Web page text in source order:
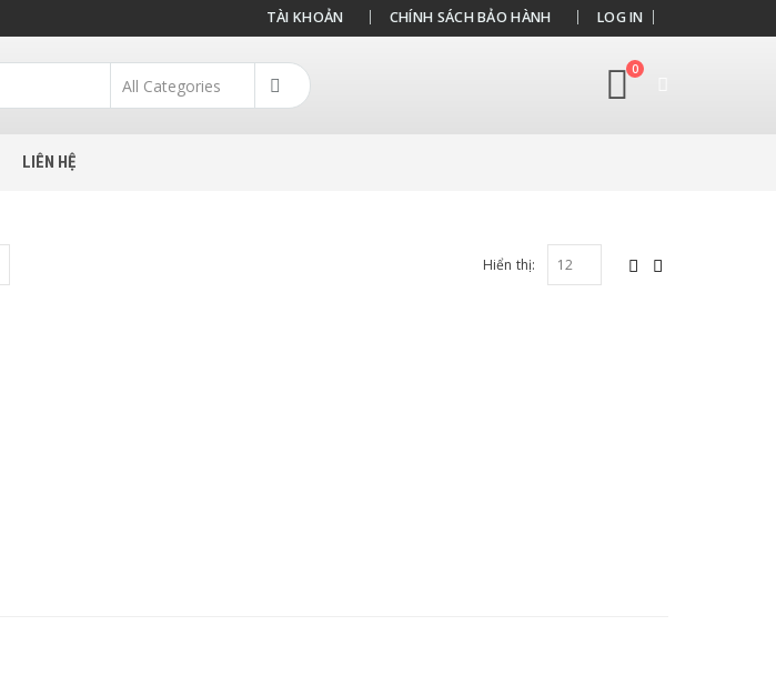
TÀI KHOẢN CHÍNH SÁCH BẢO HÀNH LOG IN
0
LIÊN HỆ
Hiển thị: